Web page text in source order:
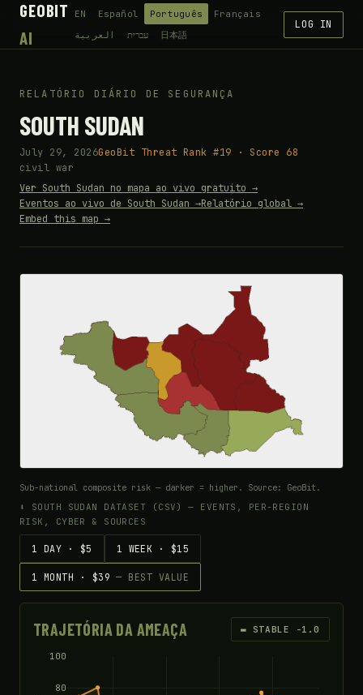
GEOBIT
AI
EN Español Português
Français
العربية
עברית 日本語
LOG IN
RELATÓRIO DIÁRIO DE SEGURANÇA
SOUTH SUDAN
July 29, 2026GeoBit Threat Rank #19 · Score 68
civil war
Ver South Sudan no mapa ao vivo gratuito →
Eventos ao vivo de South Sudan →Relatório global →
Embed this map →
Sub-national composite risk — darker = higher. Source: GeoBit.
⬇ SOUTH SUDAN DATASET (CSV) — EVENTS, PER-REGION
RISK, CYBER & SOURCES
1 DAY · $5 1 WEEK · $15
1 MONTH · $39— BEST VALUE
TRAJETÓRIA DA AMEAÇA ▬ STABLE -1.0
80
100